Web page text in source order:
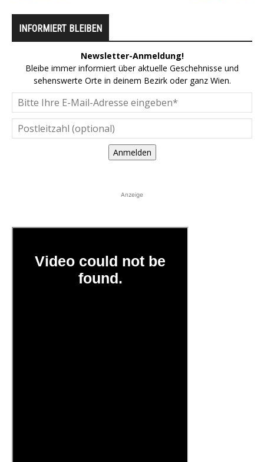
INFORMIERT BLEIBEN
Newsletter-Anmeldung!
Bleibe immer informiert über aktuelle Geschehnisse und
sehenswerte Orte in deinem Bezirk oder ganz Wien.
Anmelden
Anzeige